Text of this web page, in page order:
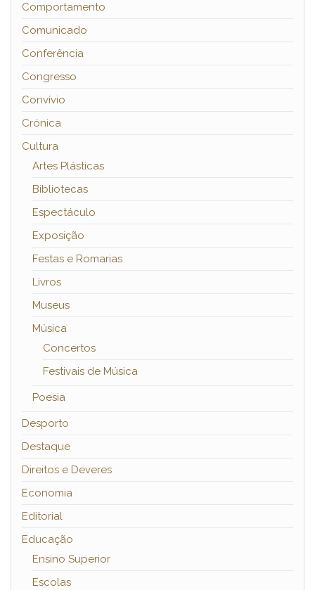
Comportamento
Comunicado
Conferência
Congresso
Convívio
Crónica
Cultura
Artes Plásticas
Bibliotecas
Espectáculo
Exposição
Festas e Romarias
Livros
Museus
Música
Concertos
Festivais de Música
Poesia
Desporto
Destaque
Direitos e Deveres
Economia
Editorial
Educação
Ensino Superior
Escolas